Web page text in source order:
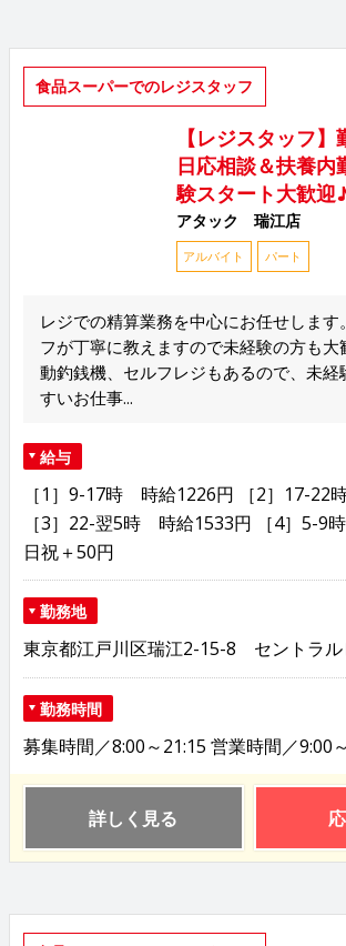
食品スーパーでのレジスタッフ
【レジスタッフ
日応相談＆扶養内
験スタート大歓迎
アタック 瑞江店
アルバイト パート
レジでの精算業務を中心にお任せします
フが丁寧に教えますので未経験の方も大
動釣銭機、セルフレジもあるので、未経
すいお仕事...
給与
［1］9-17時 時給1226円 ［2］17-22
［3］22-翌5時 時給1533円 ［4］5-9
日祝＋50円
勤務地
東京都江戸川区瑞江2-15-8 セントラル
勤務時間
募集時間／8:00～21:15 営業時間／9:00
詳しく見る